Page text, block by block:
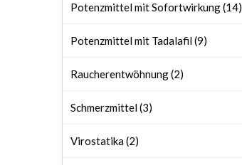
Potenzmittel mit Sofortwirkung (14)
Potenzmittel mit Tadalafil (9)
Raucherentwöhnung (2)
Schmerzmittel (3)
Virostatika (2)